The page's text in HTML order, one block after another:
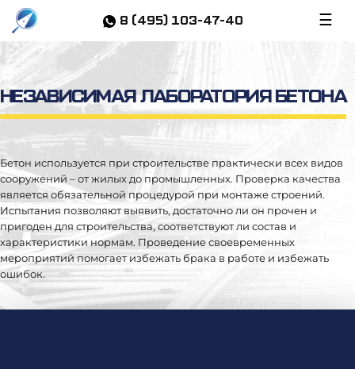
8 (495) 103-47-40 ☰
Главная Независимая лаборатория бетона
НЕЗАВИСИМАЯ ЛАБОРАТОРИЯ БЕТОНА
Бетон используется при строительстве практически всех видов
сооружений – от жилых до промышленных. Проверка качества
является обязательной процедурой при монтаже строений.
Испытания позволяют выявить, достаточно ли он прочен и
пригоден для строительства, соответствуют ли состав и
характеристики нормам. Проведение своевременных
мероприятий помогает избежать брака в работе и избежать
ошибок.